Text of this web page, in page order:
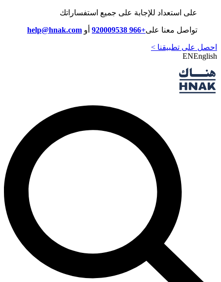
على استعداد للإجابة على جميع استفساراتك
تواصل معنا على+966 920009538 أو help@hnak.com
احصل على تطبيقنا >
ENEnglish